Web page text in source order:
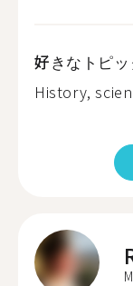
好きなトピッ
History,